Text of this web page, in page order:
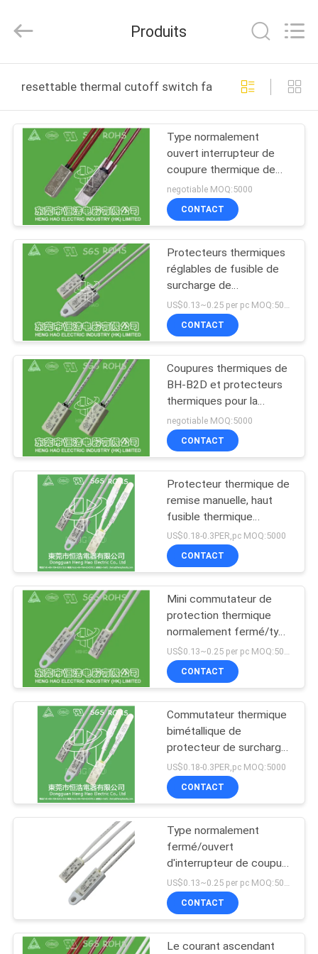
PRODUITS
SHOW
PROPOS
VISITE
D'USINE
CONTRÔLE
LA
QUALITÉ
CONTACT
NOUVELLES
CAS
PLAN
PRIVACY
Hao
Electric
All
Reserved.
Produits
resettable thermal cutoff switch fabrication en ligne
Type normalement
ouvert interrupteur de
coupure thermique de
fusible de caisse
thermique bimétallique
en métal
negotiable MOQ:5000
CONTACT
Protecteurs thermiques
réglables de fusible de
surcharge de
commutateur thermique
sensible élevé de
protecteur
CONTACT
Coupures thermiques de
BH-B2D et protecteurs
thermiques pour la
machine de soudure
d'inverseur
negotiable MOQ:5000
CONTACT
Protecteur thermique de
remise manuelle, haut
fusible thermique
sensible de coupure
US$0.18-0.3PER,pc MOQ:5000
CONTACT
Mini commutateur de
protection thermique
normalement fermé/type
ouvert disponible
US$0.13~0.25 per pc MOQ:5000
CONTACT
Commutateur thermique
bimétallique de
protecteur de surcharge,
série du BH au-dessus
de fusible découpé par
courant ascendant de la
US$0.18-0.3PER,pc MOQ:5000
CONTACT
Type normalement
fermé/ouvert
d'interrupteur de coupure
thermique réglable pour
des appareils de
chauffage
CONTACT
Le courant ascendant